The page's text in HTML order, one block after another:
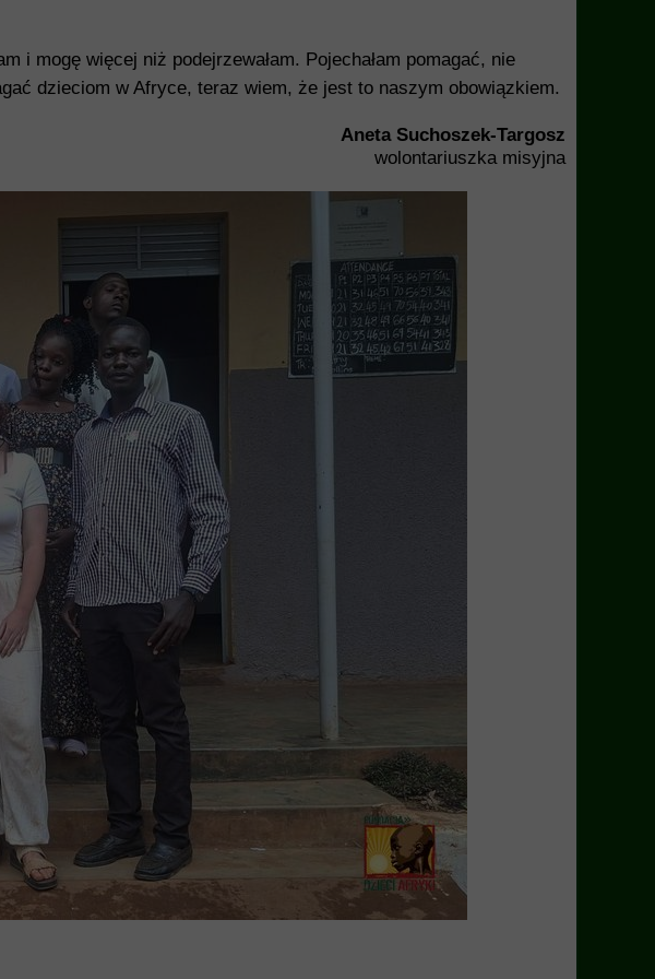
i mogę więcej niż podejrzewałam. Pojechałam pomagać, nie
dzieciom w Afryce, teraz wiem, że jest to naszym obowiązkiem.
Aneta Suchoszek-Targosz
wolontariuszka misyjna